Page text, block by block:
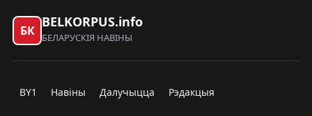
БК
BELKORPUS.info
БЕЛАРУСКІЯ НАВІНЫ
BY1 Навіны Далучыцца Рэдакцыя